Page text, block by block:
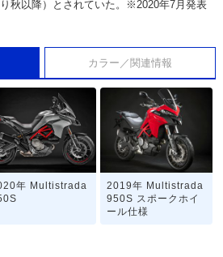
秋以降）とされていた。※2020年7月発表
カラー／関連情報
年 Multistrada
2019年 Multistrada
950S スポークホイ
ール仕様